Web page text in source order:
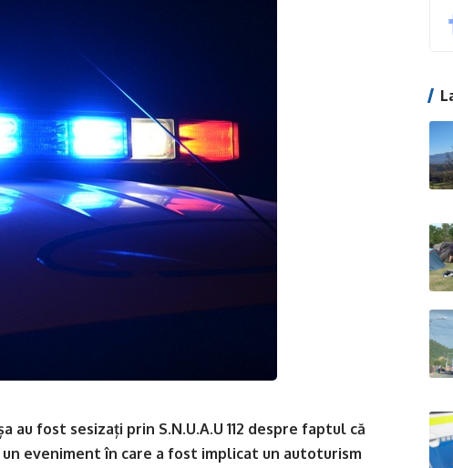
fost sesizați prin S.N.U.A.U 112 despre faptul că
eveniment în care a fost implicat un autoturism